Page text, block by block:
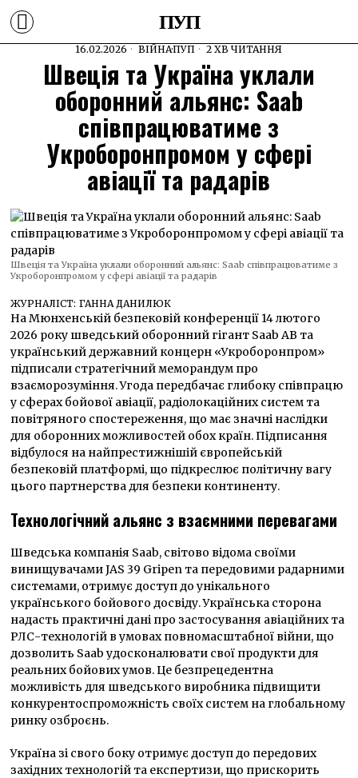
ПУП
16.02.2026 ВІЙНА·ПУП 2 ХВ ЧИТАННЯ
Швеція та Україна уклали
оборонний альянс: Saab
співпрацюватиме з
Укроборонпромом у сфері
авіації та радарів
Швеція та Україна уклали оборонний альянс: Saab співпрацюватиме з
Укроборонпромом у сфері авіації та радарів
ЖУРНАЛІСТ: ГАННА ДАНИЛЮК
На Мюнхенській безпековій конференції 14 лютого
2026 року шведський оборонний гігант Saab AB та
український державний концерн «Укроборонпром»
підписали стратегічний меморандум про
взаєморозуміння. Угода передбачає глибоку співпрацю
у сферах бойової авіації, радіолокаційних систем та
повітряного спостереження, що має значні наслідки
для оборонних можливостей обох країн. Підписання
відбулося на найпрестижнішій європейській
безпековій платформі, що підкреслює політичну вагу
цього партнерства для безпеки континенту.
Технологічний альянс з взаємними перевагами
Шведська компанія Saab, світово відома своїми
винищувачами JAS 39 Gripen та передовими радарними
системами, отримує доступ до унікального
українського бойового досвіду. Українська сторона
надасть практичні дані про застосування авіаційних та
РЛС-технологій в умовах повномасштабної війни, що
дозволить Saab удосконалювати свої продукти для
реальних бойових умов. Це безпрецедентна
можливість для шведського виробника підвищити
конкурентоспроможність своїх систем на глобальному
ринку озброєнь.
Україна зі свого боку отримує доступ до передових
західних технологій та експертизи, що прискорить